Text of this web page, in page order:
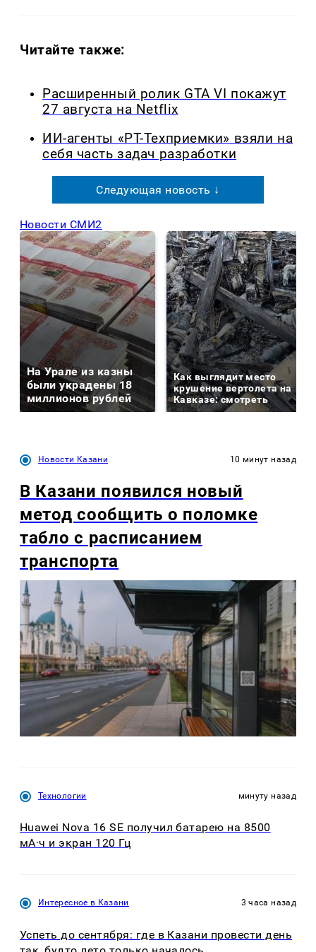
Читайте также:
Расширенный ролик GTA VI покажут
27 августа на Netflix
ИИ-агенты «РТ-Техприемки» взяли на
себя часть задач разработки
Следующая новость ↓
Новости СМИ2
На Урале из казны
были украдены 18
миллионов рублей
Как выглядит место
крушение вертолета на
Кавказе: смотреть
Новости Казани 10 минут назад
В Казани появился новый
метод сообщить о поломке
табло с расписанием
транспорта
Технологии минуту назад
Huawei Nova 16 SE получил батарею на 8500
мА·ч и экран 120 Гц
Интересное в Казани 3 часа назад
Успеть до сентября: где в Казани провести день